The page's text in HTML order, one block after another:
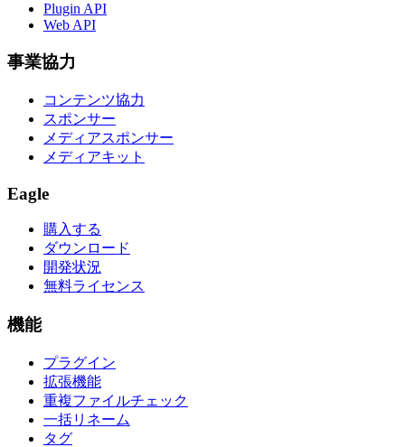
Plugin API
Web API
事業協力
コンテンツ協力
スポンサー
メディアスポンサー
メディアキット
Eagle
購入する
ダウンロード
開発状況
無料ライセンス
機能
プラグイン
拡張機能
重複ファイルチェック
一括リネーム
タグ